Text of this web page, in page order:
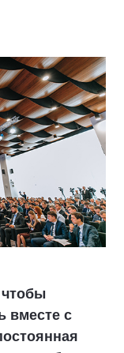
чтобы
вместе с